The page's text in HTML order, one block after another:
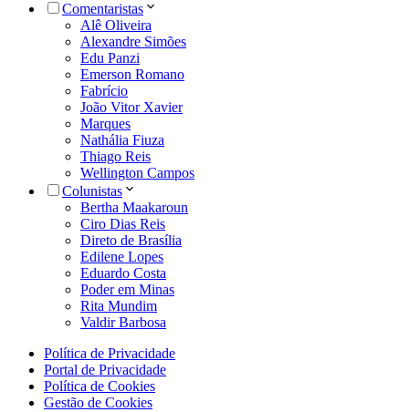
Comentaristas
Alê Oliveira
Alexandre Simões
Edu Panzi
Emerson Romano
Fabrício
João Vitor Xavier
Marques
Nathália Fiuza
Thiago Reis
Wellington Campos
Colunistas
Bertha Maakaroun
Ciro Dias Reis
Direto de Brasília
Edilene Lopes
Eduardo Costa
Poder em Minas
Rita Mundim
Valdir Barbosa
Política de Privacidade
Portal de Privacidade
Política de Cookies
Gestão de Cookies